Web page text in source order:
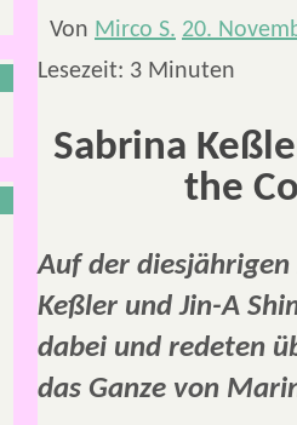
Von Mirco S. 20.
Lesezeit: 3 Minuten
Sabrina
the
Auf der
Keßler und Jin-A
dabei und redeten
das Ganze von